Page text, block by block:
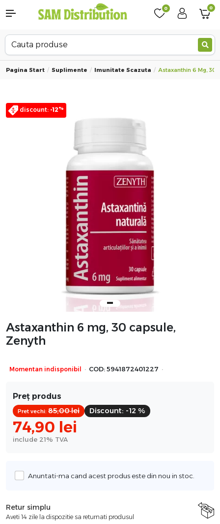
0 0
Pagina Start Suplimente Imunitate Scazuta Astaxanthin 6 Mg, 30
discount: -12%
Astaxanthin 6 mg, 30 capsule,
Zenyth
Momentan indisponibil · COD: 5941872401227 ·
Preț produs
74,90 lei
Pret vechi: 85,00lei Discount: -12 %
include 21% TVA
Anuntati-ma cand acest produs este din nou in stoc.
Retur simplu
Aveti 14 zile la dispozitie sa returnati produsul